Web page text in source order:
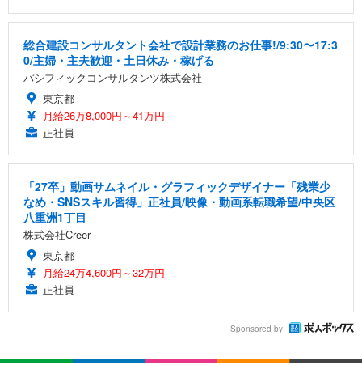
総合建設コンサルタント会社で設計業務のお仕事!/9:30〜17:3
0/主婦・主夫歓迎・土日休み・稼げる
パシフィックコンサルタンツ株式会社
東京都
月給26万8,000円～41万円
正社員
「27卒」動画サムネイル・グラフィックデザイナー「残業少
なめ・SNSスキル習得」正社員/映像・動画系転職希望/中央区
八重洲1丁目
株式会社Creer
東京都
月給24万4,600円～32万円
正社員
Sponsored by